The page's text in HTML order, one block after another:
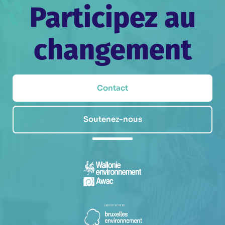
Participez au
changement
Contact
Soutenez-nous